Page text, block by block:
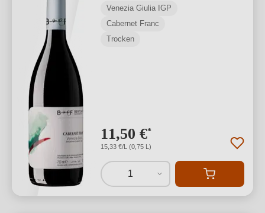
Venezia Giulia IGP
Cabernet Franc
Trocken
11,50 €*
15,33 €/L (0,75 L)
1